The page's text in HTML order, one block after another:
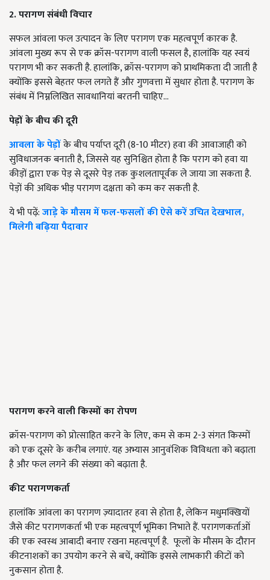
2. परागण संबंधी विचार
सफल आंवला फल उत्पादन के लिए परागण एक महत्वपूर्ण कारक है.
आंवला मुख्य रूप से एक क्रॉस-परागण वाली फसल है, हालांकि यह स्वयं
परागण भी कर सकती है. हालांकि, क्रॉस-परागण को प्राथमिकता दी जाती है
क्योंकि इससे बेहतर फल लगते हैं और गुणवत्ता में सुधार होता है. परागण के
संबंध में निम्नलिखित सावधानियां बरतनी चाहिए...
पेड़ों के बीच की दूरी
आवला के पेड़ोंके बीच पर्याप्त दूरी (8-10 मीटर) हवा की आवाजाही को
सुविधाजनक बनाती है, जिससे यह सुनिश्चित होता है कि पराग को हवा या
कीड़ों द्वारा एक पेड़ से दूसरे पेड़ तक कुशलतापूर्वक ले जाया जा सकता है.
पेड़ों की अधिक भीड़ परागण दक्षता को कम कर सकती है.
ये भी पढ़ें:जाड़े के मौसम में फल-फसलों की ऐसे करें उचित देखभाल,
मिलेगी बढ़िया पैदावार
परागण करने वाली किस्मों का रोपण
क्रॉस-परागण को प्रोत्साहित करने के लिए, कम से कम 2-3 संगत किस्मों
को एक दूसरे के करीब लगाएं. यह अभ्यास आनुवंशिक विविधता को बढ़ाता
है और फल लगने की संख्या को बढ़ाता है.
कीट परागणकर्ता
हालांकि आंवला का परागण ज़्यादातर हवा से होता है, लेकिन मधुमक्खियों
जैसे कीट परागणकर्ता भी एक महत्वपूर्ण भूमिका निभाते हैं. परागणकर्ताओं
की एक स्वस्थ आबादी बनाए रखना महत्वपूर्ण है. फूलों के मौसम के दौरान
कीटनाशकों का उपयोग करने से बचें, क्योंकि इससे लाभकारी कीटों को
नुकसान होता है.